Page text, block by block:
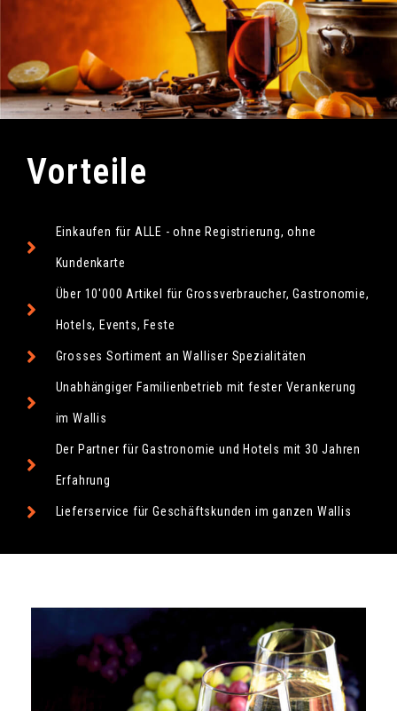
Vorteile
Einkaufen für ALLE - ohne Registrierung, ohne
Kundenkarte
Über 10'000 Artikel für Grossverbraucher, Gastronomie,
Hotels, Events, Feste
Grosses Sortiment an Walliser Spezialitäten
Unabhängiger Familienbetrieb mit fester Verankerung
im Wallis
Der Partner für Gastronomie und Hotels mit 30 Jahren
Erfahrung
Lieferservice für Geschäftskunden im ganzen Wallis